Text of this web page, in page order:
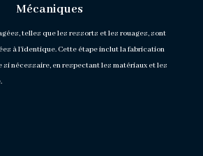
Mécaniques
telles que les ressorts et les rouages, sont
à l’identique. Cette étape inclut la fabrication
si nécessaire, en respectant les matériaux et les